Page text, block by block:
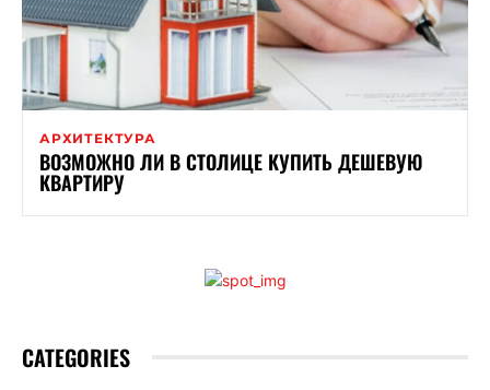
АРХИТЕКТУРА
ВОЗМОЖНО ЛИ В СТОЛИЦЕ КУПИТЬ ДЕШЕВУЮ
КВАРТИРУ
CATEGORIES